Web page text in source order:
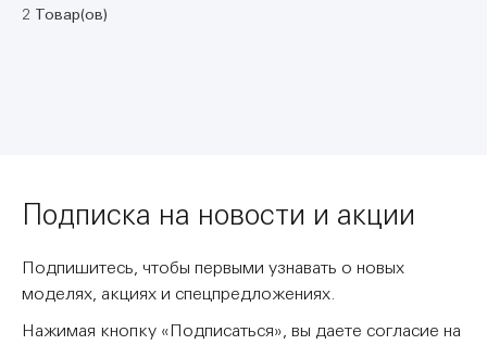
2 Товар(ов)
Подписка на новости и акции
Подпишитесь, чтобы первыми узнавать о новых
моделях, акциях и спецпредложениях.
Нажимая кнопку «Подписаться», вы даете согласие на